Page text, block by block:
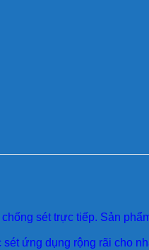
sét trực tiếp. Sản
ứng dụng rộng rãi cho